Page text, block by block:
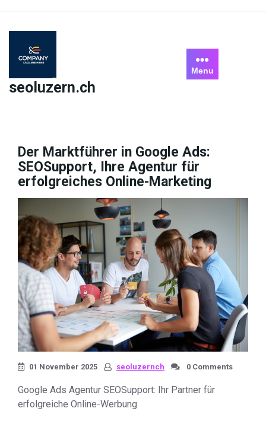
content
seoluzern.ch
Menu
Der Marktführer in Google Ads:
SEOSupport, Ihre Agentur für
erfolgreiches Online-Marketing
01 November 2025 seoluzernch 0 Comments
Google Ads Agentur SEOSupport: Ihr Partner für
erfolgreiche Online-Werbung